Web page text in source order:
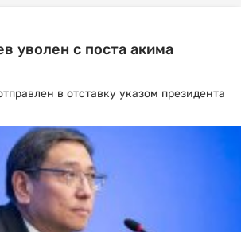
уволен с поста акима
в отставку указом президента